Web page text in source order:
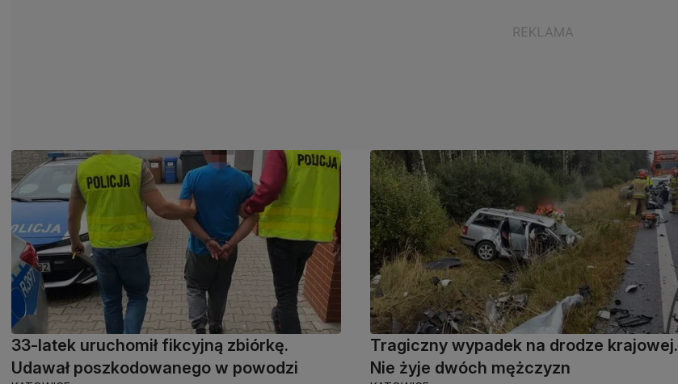
33-latek uruchomił fikcyjną zbiórkę.
Udawał poszkodowanego w powodzi
Tragiczny wypadek na drodze krajowej.
Nie żyje dwóch mężczyzn